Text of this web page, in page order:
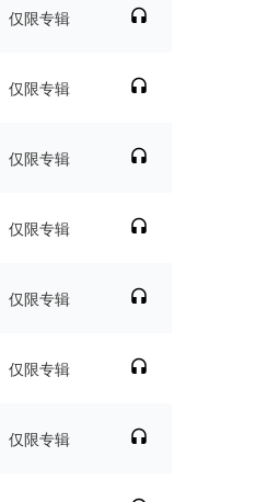
仅限专辑
仅限专辑
仅限专辑
仅限专辑
仅限专辑
仅限专辑
仅限专辑